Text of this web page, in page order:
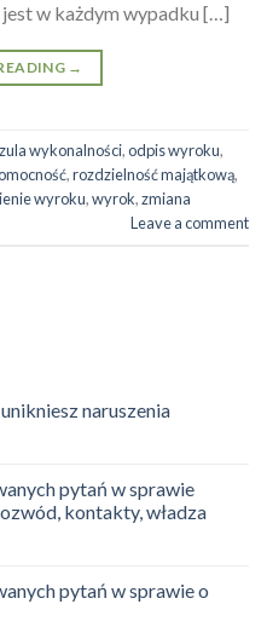
w każdym wypadku […]
→
wykonalności,odpis wyroku,
,rozdzielność majątkową,
wyroku,wyrok,zmiana
Leave a comment
naruszenia
pytań w sprawie
kontakty, władza
pytań w sprawie o